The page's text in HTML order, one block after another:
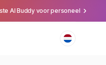
AI Buddy voor personeel